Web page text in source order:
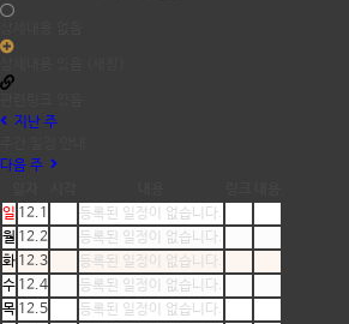
지난 주
다음 주
일 12.1
등록된 일정이 없습니다.
월 12.2
등록된 일정이 없습니다.
화 12.3
등록된 일정이 없습니다.
수 12.4
등록된 일정이 없습니다.
목 12.5
등록된 일정이 없습니다.